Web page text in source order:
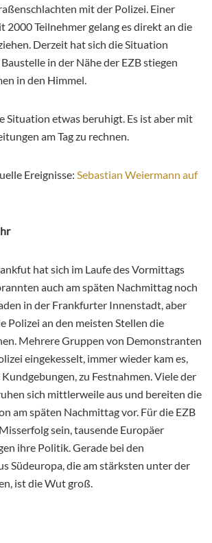
mit der Polizei. Einer
Teilnehmer gelang es direkt an die
Derzeit hat sich die Situation
in der Nähe der EZB stiegen
in den Himmel.
Situation etwas beruhigt. Es ist aber mit
am Tag zu rechnen.
Ereignisse: Sebastian Weiermann auf
hat sich im Laufe des Vormittags
auch am späten Nachmittag noch
in der Frankfurter Innenstadt, aber
Polizei an den meisten Stellen die
Mehrere Gruppen von Demonstranten
eingekesselt, immer wieder kam es,
zu Festnahmen. Viele der
sich mittlerweile aus und bereiten die
am späten Nachmittag vor. Für die EZB
sein, tausende Europäer
ihre Politik. Gerade bei den
Südeuropa, die am stärksten unter der
ist die Wut groß.